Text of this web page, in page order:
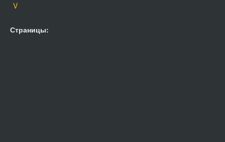
V
Страницы: